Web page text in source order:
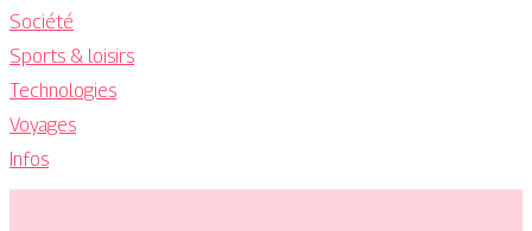
Société
Sports & loisirs
Technologies
Voyages
Infos